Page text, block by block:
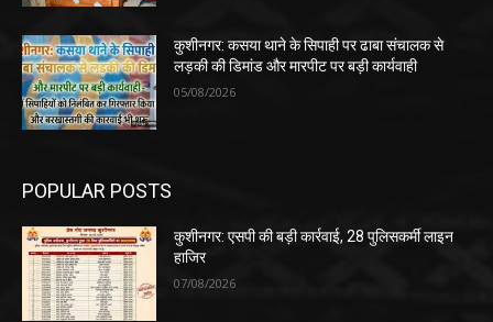
कुशीनगर: कसया थाने के सिपाही पर ढाबा संचालक से
लड़की की डिमांड और मारपीट पर बड़ी कार्यवाही
05/08/2026
POPULAR POSTS
कुशीनगर: एसपी की बड़ी कार्रवाई, 28 पुलिसकर्मी लाइन
हाजिर
07/08/2026